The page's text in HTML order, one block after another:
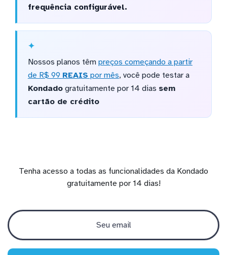
frequência configurável.
Nossos planos têm preços começando a partir
de R$ 99 REAIS por mês, você pode testar a
Kondadogratuitamente por 14 dias sem
cartão de crédito
Tenha acesso a todas as funcionalidades da Kondado
gratuitamente por 14 dias!